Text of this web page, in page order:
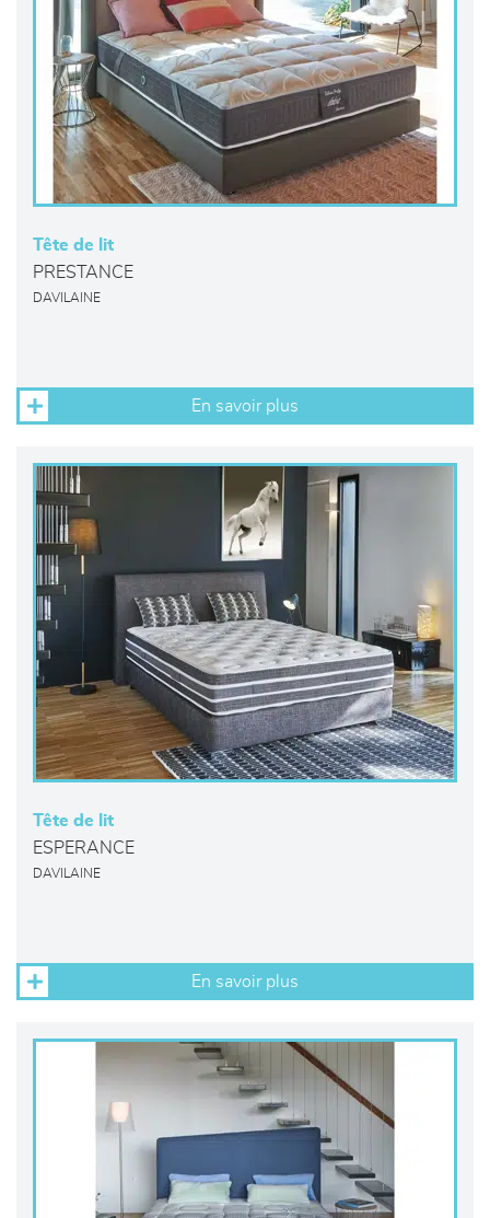
Tête de lit
PRESTANCE
DAVILAINE
En savoir plus
Tête de lit
ESPERANCE
DAVILAINE
En savoir plus